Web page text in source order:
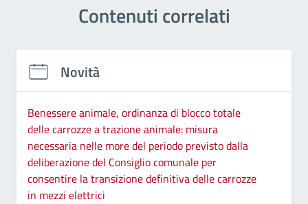
Contenuti correlati
Novità
Benessere animale, ordinanza di blocco totale
delle carrozze a trazione animale: misura
necessaria nelle more del periodo previsto dalla
deliberazione del Consiglio comunale per
consentire la transizione definitiva delle carrozze
in mezzi elettrici